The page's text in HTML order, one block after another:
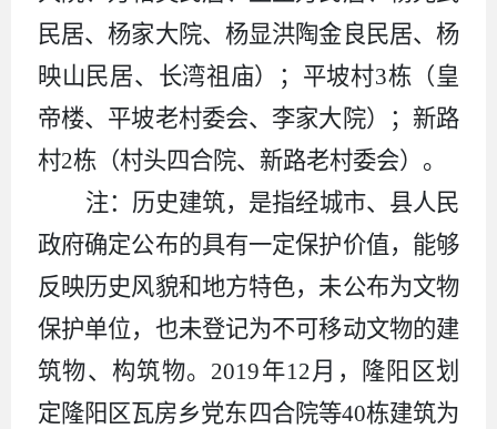
民居、杨家大院、杨显洪陶金良民居、杨
映山民居、长湾祖庙）；平坡村3栋（皇
帝楼、平坡老村委会、李家大院）；新路
村2栋（村头四合院、新路老村委会）。
注：历史建筑，是指经城市、县人民
政府确定公布的具有一定保护价值，能够
反映历史风貌和地方特色，未公布为文物
保护单位，也未登记为不可移动文物的建
筑物、构筑物。2019年12月，隆阳区划
定隆阳区瓦房乡党东四合院等40栋建筑为